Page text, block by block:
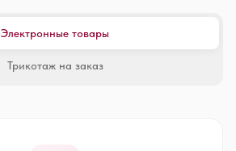
Электронные товары
Трикотаж на заказ